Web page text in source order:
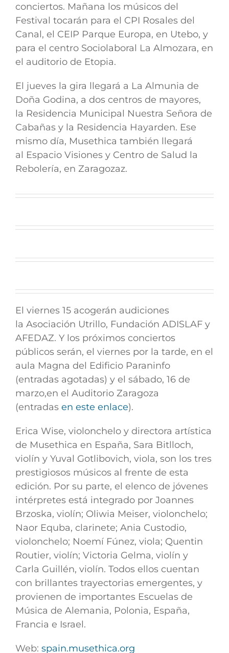
conciertos. Mañana los músicos del
Festival tocarán para el CPI Rosales del
Canal, el CEIP Parque Europa, en Utebo, y
para el centro Sociolaboral La Almozara, en
el auditorio de Etopia.
El jueves la gira llegará a La Almunia de
Doña Godina, a dos centros de mayores,
la Residencia Municipal Nuestra Señora de
Cabañasy la Residencia Hayarden. Ese
mismo día, Musethica también llegará
al Espacio Visiones y Centro de Salud la
Rebolería, en Zaragozaz.
El viernes 15 acogerán audiciones
la Asociación Utrillo, Fundación ADISLAF y
AFEDAZ. Y los próximos conciertos
públicos serán, el viernes por la tarde, en el
aula Magna del Edificio Paraninfo
(entradas agotadas) y el sábado, 16 de
marzo,en el Auditorio Zaragoza
(entradas en este enlace).
Erica Wise, violonchelo y directora artística
de Musethica en España, Sara Bitlloch,
violín y Yuval Gotlibovich, viola, son los tres
prestigiosos músicos al frente de esta
edición. Por su parte, el elenco de jóvenes
intérpretes está integrado por Joannes
Brzoska, violín; Oliwia Meiser, violonchelo;
Naor Equba, clarinete; Ania Custodio,
violonchelo; Noemí Fúnez, viola; Quentin
Routier, violín; Victoria Gelma, violín y
Carla Guillén, violín. Todos ellos cuentan
con brillantes trayectorias emergentes, y
provienen de importantes Escuelas de
Música de Alemania, Polonia, España,
Francia e Israel.
Web: spain.musethica.org